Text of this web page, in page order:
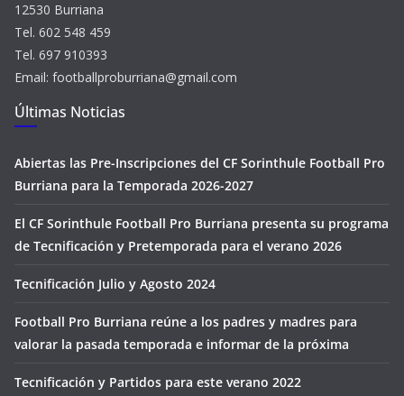
12530 Burriana
Tel. 602 548 459
Tel. 697 910393
Email: footballproburriana@gmail.com
Últimas Noticias
Abiertas las Pre-Inscripciones del CF Sorinthule Football Pro
Burriana para la Temporada 2026-2027
El CF Sorinthule Football Pro Burriana presenta su programa
de Tecnificación y Pretemporada para el verano 2026
Tecnificación Julio y Agosto 2024
Football Pro Burriana reúne a los padres y madres para
valorar la pasada temporada e informar de la próxima
Tecnificación y Partidos para este verano 2022